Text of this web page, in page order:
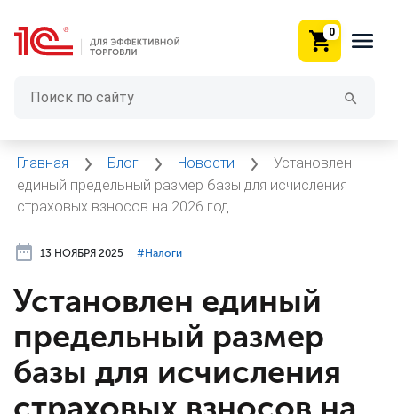
0
Главная Блог Новости
Установлен
единый предельный размер базы для исчисления
страховых взносов на 2026 год
13 НОЯБРЯ 2025 #⁣Налоги
Установлен единый
предельный размер
базы для исчисления